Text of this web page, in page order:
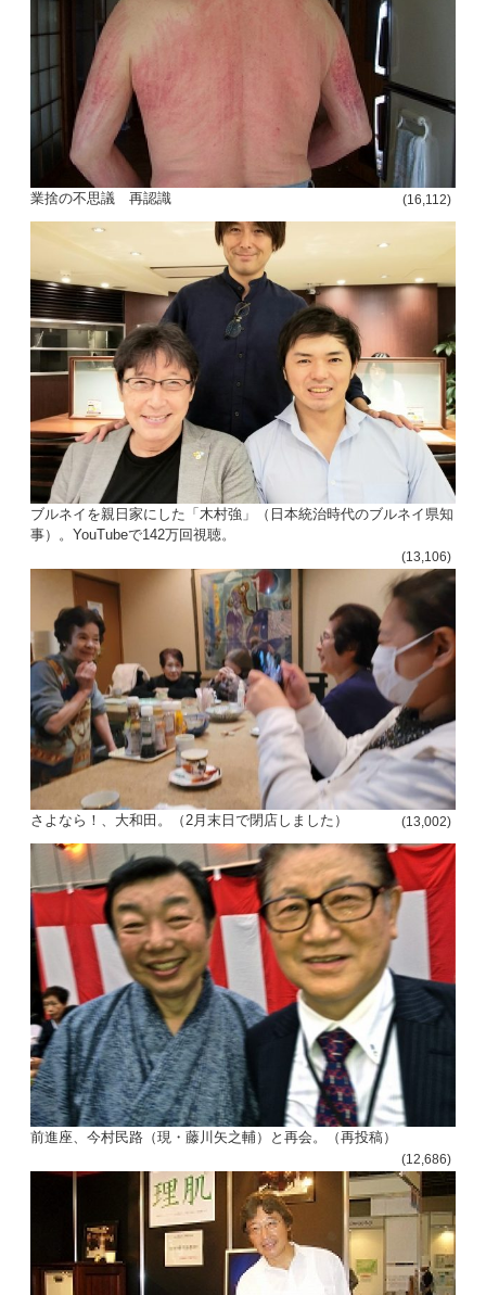
業捨の不思議 再認識 (16,112)
ブルネイを親日家にした「木村強」（日本統治時代のブルネイ県知
事）。YouTubeで142万回視聴。
(13,106)
さよなら！、大和田。（2月末日で閉店しました） (13,002)
前進座、今村民路（現・藤川矢之輔）と再会。（再投稿）
(12,686)